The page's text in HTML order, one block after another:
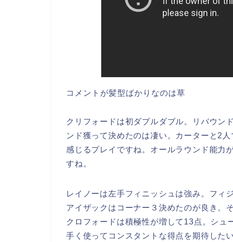
コメントが髪型ばかりなのは草
クリフォードは初ダブルダブル。リバウン
ンド獲って決めたのは凄い。カーターと2
感じるプレイですね。オールラウンド能力
すね。
レイノーは左手フィニッシュは強み。フィ
アイザックはコーナー３決めたのが良き。
クロフォードは積極性が増して13点。シュ
手く使ってコンスタントな得点を期待した